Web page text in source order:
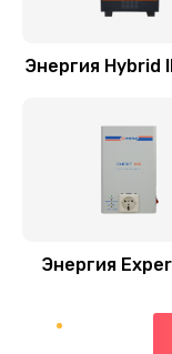
Энергия Hybrid
Энергия